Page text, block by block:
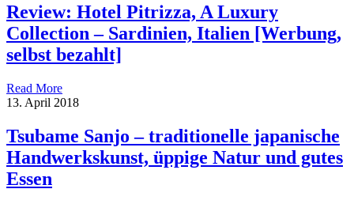
Review: Hotel Pitrizza, A Luxury
Collection – Sardinien, Italien [Werbung,
selbst bezahlt]
Read More
13. April 2018
Tsubame Sanjo – traditionelle japanische
Handwerkskunst, üppige Natur und gutes
Essen